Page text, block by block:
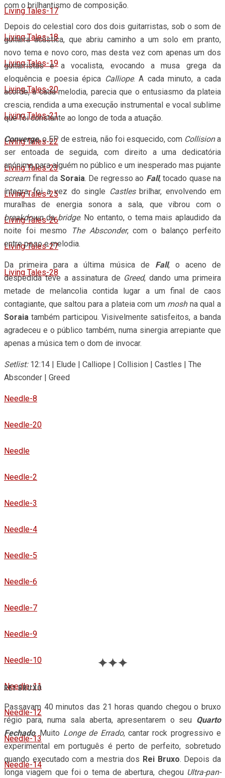
Living Tales-17
Living Tales-18
Living Tales-19
Living Tales-20
Living Tales-21
Living Tales-22
Living Tales-23
Living Tales-25
Living Tales-26
Living Tales-27
Living Tales-28
com o brilhantismo de composição.
Depois do celestial coro dos dois guitarristas, sob o som de
guitarra acústica, que abriu caminho a um solo em pranto,
novo tema e novo coro, mas desta vez com apenas um dos
guitarristas e a vocalista, evocando a musa grega da
eloquência e poesia épica Calliope. A cada minuto, a cada
acorde, a cada melodia, parecia que o entusiasmo da plateia
crescia, rendida a uma execução instrumental e vocal sublime
que foi constante ao longo de toda a atuação.
Converge, o EP de estreia, não foi esquecido, com Collisiona
ser entoada de seguida, com direito a uma dedicatória
anónima para alguém no público e um inesperado mas pujante
screamfinal da Soraia. De regresso ao Fall, tocado quase na
íntegra, foi a vez do single Castlesbrilhar, envolvendo em
muralhas de energia sonora a sala, que vibrou com o
breakdowndabridge. No entanto, o tema mais aplaudido da
noite foi mesmo
The Absconder, com o balanço perfeito
entre peso e melodia.
Da primeira para a última música de Fall, o aceno de
despedida teve a assinatura de Greed, dando uma primeira
metade de melancolia contida lugar a um final de caos
contagiante, que saltou para a plateia com um moshna qual a
Soraia também participou. Visivelmente satisfeitos, a banda
agradeceu e o público também, numa sinergia arrepiante que
apenas a música tem o dom de invocar.
Setlist:12:14 | Elude | Calliope | Collision | Castles | The
Absconder | Greed
Needle-8
Needle-20
Needle
Needle-2
Needle-3
Needle-4
Needle-5
Needle-6
Needle-7
Needle-9
Needle-10
Needle-11
Needle-12
Needle-13
Needle-14
✦✦✦
REI BRUXO
Passavam 40 minutos das 21 horas quando chegou o bruxo
régio para, numa sala aberta, apresentarem o seu Quarto
Fechado. Muito Longe de Errado, cantar rock progressivo e
experimental em português é perto de perfeito, sobretudo
quando executado com a mestria dos Rei Bruxo. Depois da
longa viagem que foi o tema de abertura, chegou Ultra-pan-